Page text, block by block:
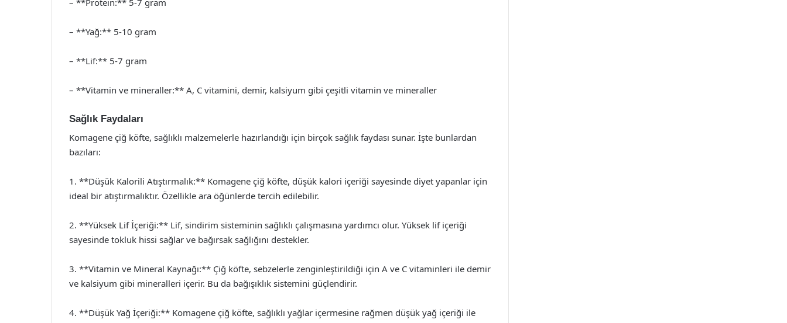
– **Yağ:** 5-10 gram
– **Lif:** 5-7 gram
– **Vitamin ve mineraller:** A, C vitamini, demir, kalsiyum gibi çeşitli vitamin ve mineraller
Sağlık Faydaları
Komagene çiğ köfte, sağlıklı malzemelerle hazırlandığı için birçok sağlık faydası sunar. İşte bunlardan
bazıları:
1. **Düşük Kalorili Atıştırmalık:** Komagene çiğ köfte, düşük kalori içeriği sayesinde diyet yapanlar için
ideal bir atıştırmalıktır. Özellikle ara öğünlerde tercih edilebilir.
2. **Yüksek Lif İçeriği:** Lif, sindirim sisteminin sağlıklı çalışmasına yardımcı olur. Yüksek lif içeriği
sayesinde tokluk hissi sağlar ve bağırsak sağlığını destekler.
3. **Vitamin ve Mineral Kaynağı:** Çiğ köfte, sebzelerle zenginleştirildiği için A ve C vitaminleri ile demir
ve kalsiyum gibi mineralleri içerir. Bu da bağışıklık sistemini güçlendirir.
4. **Düşük Yağ İçeriği:** Komagene çiğ köfte, sağlıklı yağlar içermesine rağmen düşük yağ içeriği ile